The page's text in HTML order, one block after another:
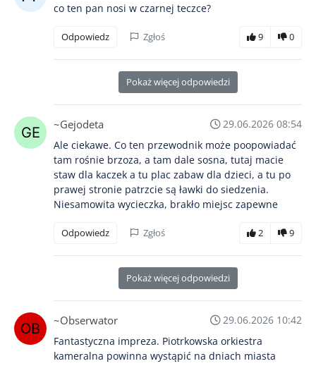
co ten pan nosi w czarnej teczce?
Odpowiedz Zgłoś 9 0
Pokaż więcej odpowiedzi
~Gejodeta
29.06.2026 08:54
Ale ciekawe. Co ten przewodnik może poopowiadać
tam rośnie brzoza, a tam dale sosna, tutaj macie
staw dla kaczek a tu plac zabaw dla dzieci, a tu po
prawej stronie patrzcie są ławki do siedzenia.
Niesamowita wycieczka, brakło miejsc zapewne
Odpowiedz Zgłoś 2 9
Pokaż więcej odpowiedzi
~Obserwator
29.06.2026 10:42
Fantastyczna impreza. Piotrkowska orkiestra
kameralna powinna wystąpić na dniach miasta